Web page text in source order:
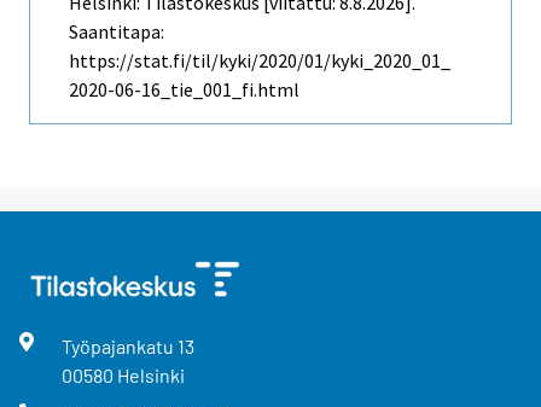
Saantitapa:
https://stat.fi/til/kyki/2020/01/kyki_2020_01_
2020-06-16_tie_001_fi.html
Työpajankatu 13
00580 Helsinki